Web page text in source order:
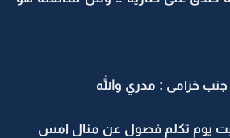
خزامى : مدري والله
يوم تكلم فصول عن منال امس